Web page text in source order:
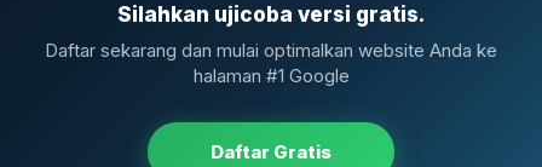
Silahkan ujicoba versi gratis.
Daftar sekarang dan mulai optimalkan website Anda ke
halaman #1 Google
Daftar Gratis